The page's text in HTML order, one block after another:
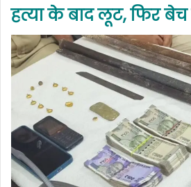
हत्या के बाद लूट, फिर